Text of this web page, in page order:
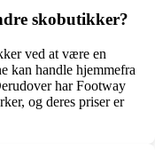
skobutikker?
ved at være en
kan handle hjemmefra
har Footway
og deres priser er